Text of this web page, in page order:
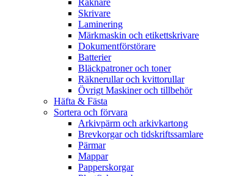
Räknare
Skrivare
Laminering
Märkmaskin och etikettskrivare
Dokumentförstörare
Batterier
Bläckpatroner och toner
Räknerullar och kvittorullar
Övrigt Maskiner och tillbehör
Häfta & Fästa
Sortera och förvara
Arkivpärm och arkivkartong
Brevkorgar och tidskriftssamlare
Pärmar
Mappar
Papperskorgar